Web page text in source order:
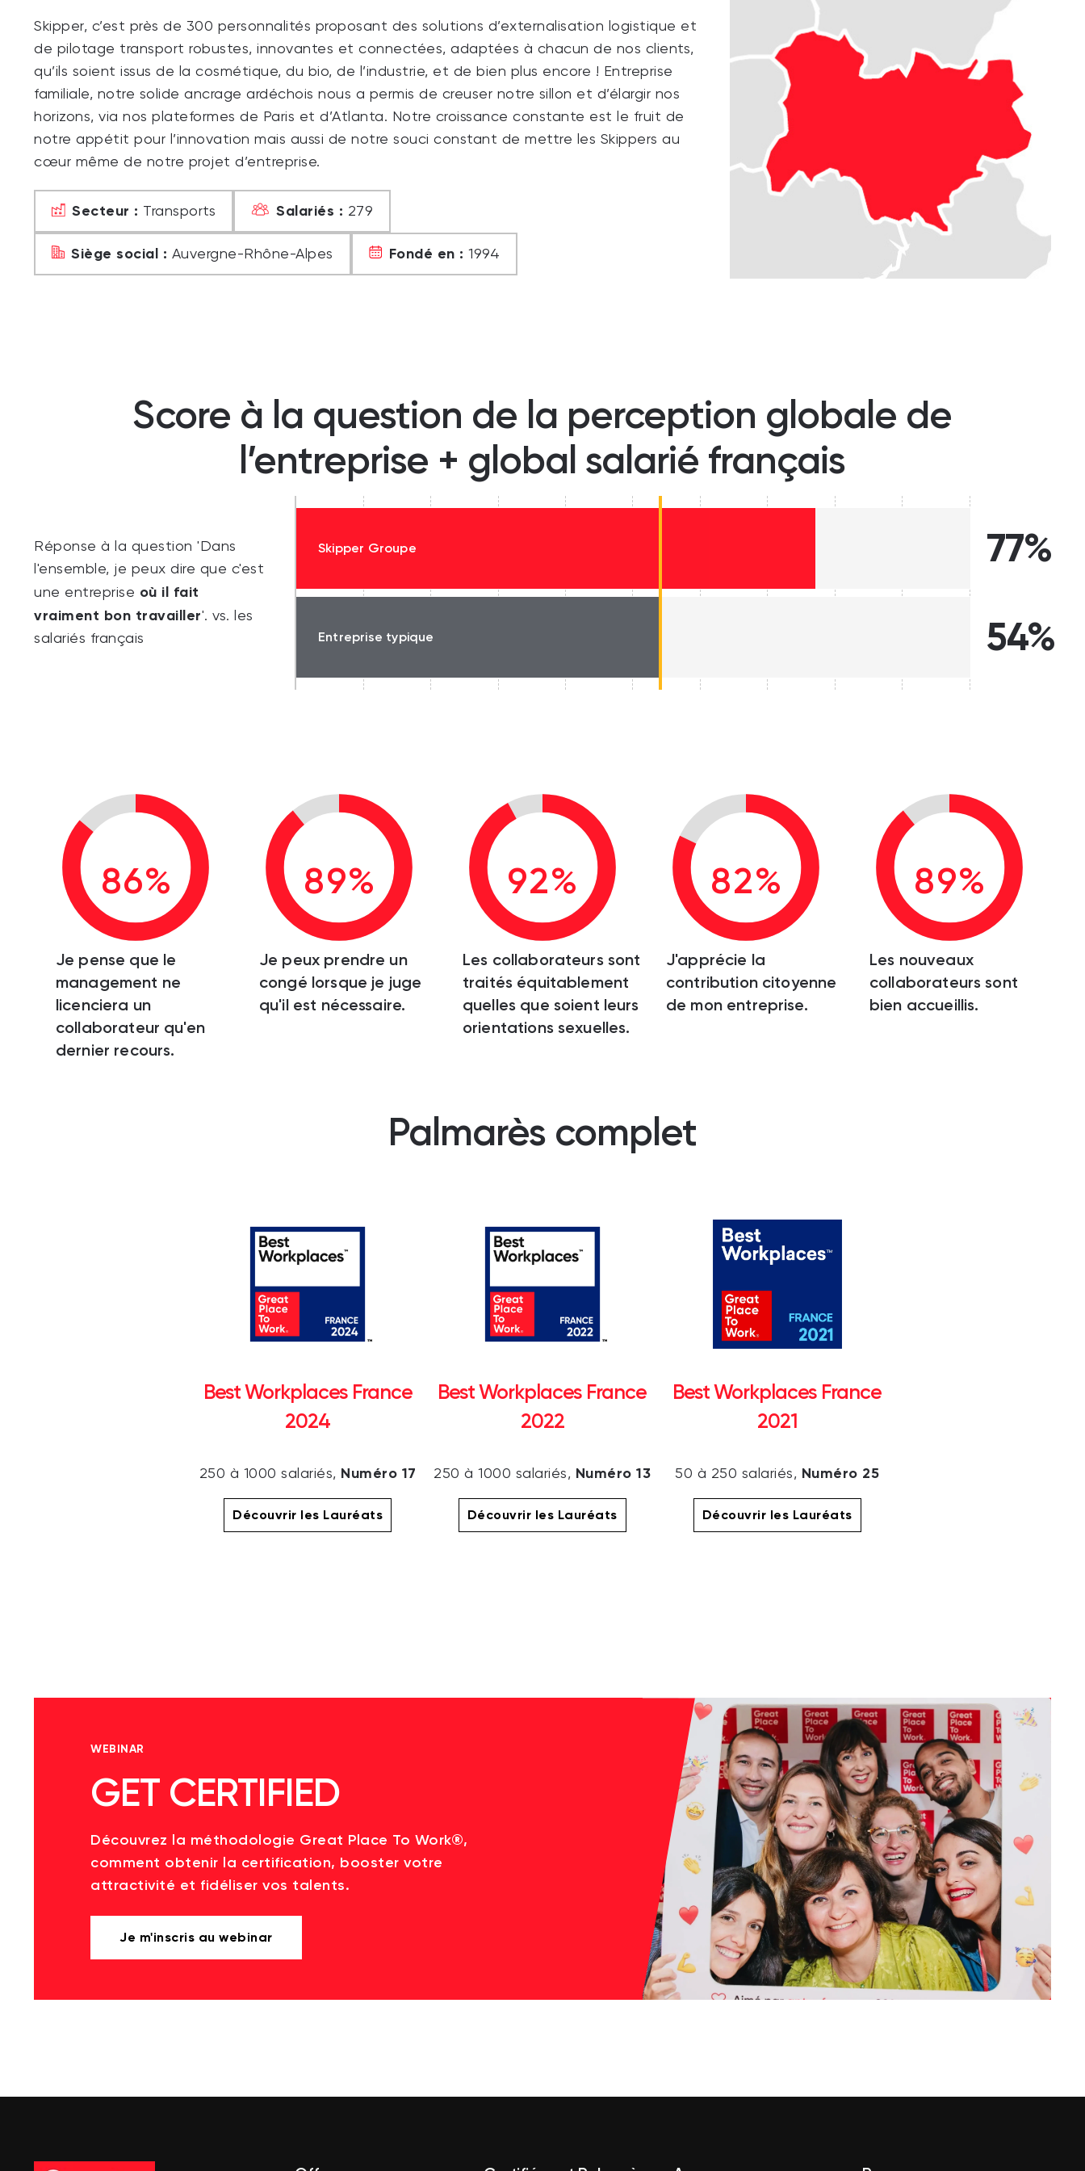
Skipper, c’est près de 300 personnalités proposant des solutions d’externalisation logistique et
de pilotage transport robustes, innovantes et connectées, adaptées à chacun de nos clients,
qu’ils soient issus de la cosmétique, du bio, de l’industrie, et de bien plus encore ! Entreprise
familiale, notre solide ancrage ardéchois nous a permis de creuser notre sillon et d’élargir nos
horizons, via nos plateformes de Paris et d’Atlanta. Notre croissance constante est le fruit de
notre appétit pour l’innovation mais aussi de notre souci constant de mettre les Skippers au
cœur même de notre projet d’entreprise.
Secteur : Transports Salariés : 279
Siège social : Auvergne-Rhône-Alpes Fondé en : 1994
Score à la question de la perception globale de
l’entreprise + global salarié français
Réponse à la question 'Dans
l'ensemble, je peux dire que c'est
une entreprise où il fait
vraiment bon travailler'. vs. les
salariés français
Skipper Groupe 77%
Entreprise typique 54%
86%
Je pense que le
management ne
licenciera un
collaborateur qu'en
dernier recours.
89%
Je peux prendre un
congé lorsque je juge
qu'il est nécessaire.
92%
Les collaborateurs sont
traités équitablement
quelles que soient leurs
orientations sexuelles.
82%
J'apprécie la
contribution citoyenne
de mon entreprise.
89%
Les nouveaux
collaborateurs sont
bien accueillis.
Palmarès complet
Best Workplaces France
2024
250 à 1000 salariés, Numéro 17
Découvrir les Lauréats
Best Workplaces France
2022
250 à 1000 salariés, Numéro 13
Découvrir les Lauréats
Best Workplaces France
2021
50 à 250 salariés, Numéro 25
Découvrir les Lauréats
WEBINAR
GET CERTIFIED
Découvrez la méthodologie Great Place To Work®,
comment obtenir la certification, booster votre
attractivité et fidéliser vos talents.
Je m'inscris au webinar